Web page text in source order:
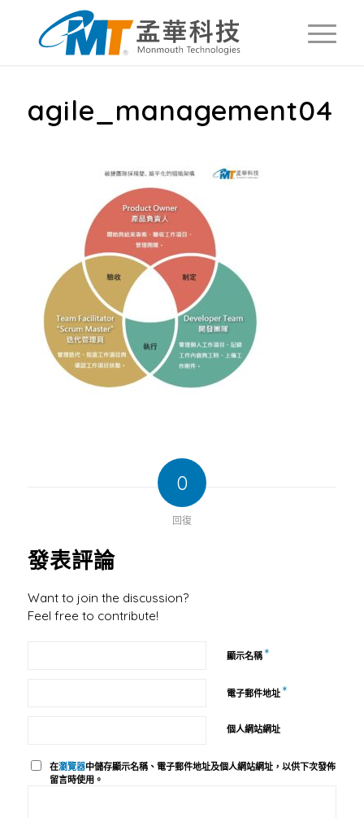
agile_management04
0
回復
發表評論
Want to join the discussion?
Feel free to contribute!
顯示名稱 *
電子郵件地址 *
個人網站網址
在瀏覽器中儲存顯示名稱、電子郵件地址及個人網站網址，以供下次發佈
留言時使用。